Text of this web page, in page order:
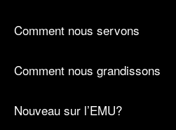
Comment nous servons
Comment nous grandissons
Nouveau sur l’EMU?